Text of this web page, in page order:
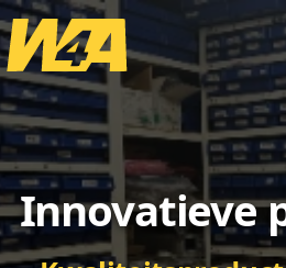
Innovatieve